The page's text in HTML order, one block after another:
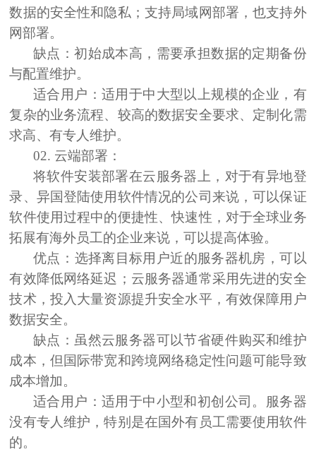
数据的安全性和隐私；支持局域网部署，也支持外
网部署。
缺点：初始成本高，需要承担数据的定期备份
与配置维护。
适合用户：适用于中大型以上规模的企业，有
复杂的业务流程、较高的数据安全要求、定制化需
求高、有专人维护。
02. 云端部署：
将软件安装部署在云服务器上，对于有异地登
录、异国登陆使用软件情况的公司来说，可以保证
软件使用过程中的便捷性、快速性，对于全球业务
拓展有海外员工的企业来说，可以提高体验。
优点： ‌选择离目标用户近的服务器机房，可以
有效降低网络延迟；云服务器通常采用先进的安全
技术，投入大量资源提升安全水平，有效保障用户
数据安全。
缺点： 虽然云服务器可以节省硬件购买和维护
成本，但国际带宽和跨境网络稳定性问题可能导致
成本增加。
适合用户：适用于中小型和初创公司。服务器
没有专人维护，特别是在国外有员工需要使用软件
的。